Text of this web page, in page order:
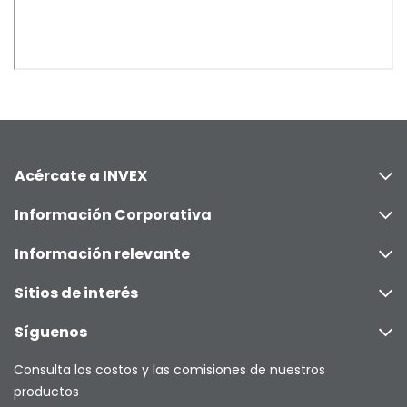
Acércate a INVEX
Información Corporativa
Información relevante
Sitios de interés
Síguenos
Consulta los costos y las comisiones de nuestros
productos